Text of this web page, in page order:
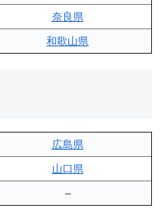
奈良県
和歌山県
広島県
山口県
–